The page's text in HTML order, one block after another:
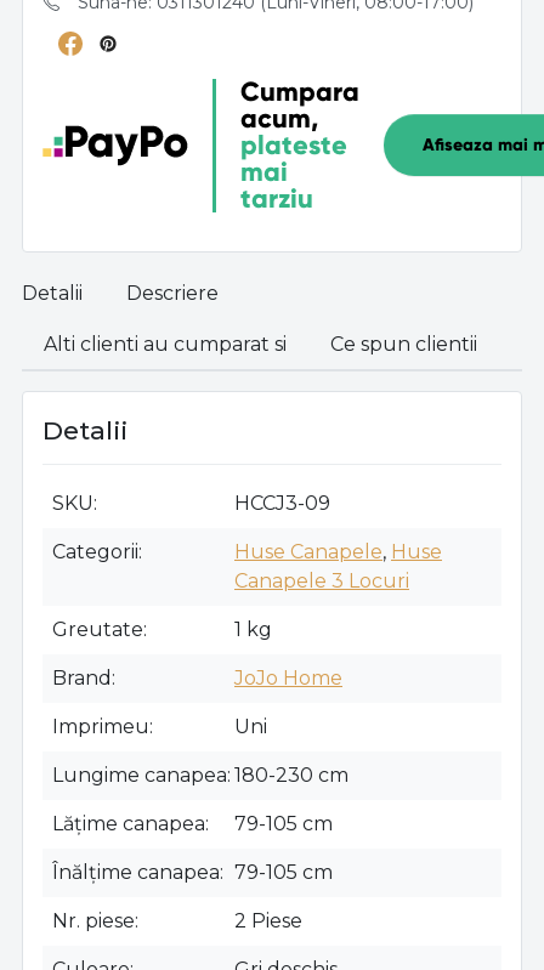
Cumpara
acum,
plateste
mai
tarziu
Afiseaza mai
Detalii Descriere
Alti clienti au cumparat si Ce spun clientii
Detalii
SKU HCCJ3-09
Categorii Huse Canapele, Huse
Canapele 3 Locuri
Greutate 1 kg
Brand JoJo Home
Imprimeu Uni
Lungime canapea 180-230 cm
Lățime canapea 79-105 cm
Înălțime canapea 79-105 cm
Nr. piese 2 Piese